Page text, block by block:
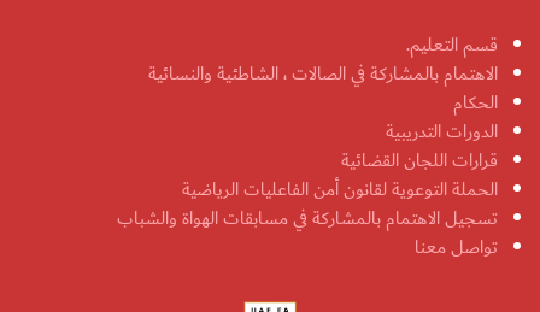
قسم التعليم.
الاهتمام بالمشاركة في الصالات ، الشاطئية والنسائية
الحكام
الدورات التدريبية
قرارات اللجان القضائية
الحملة التوعوية لقانون أمن الفاعليات الرياضية
تسجيل الاهتمام بالمشاركة في مسابقات الهواة والشباب
تواصل معنا